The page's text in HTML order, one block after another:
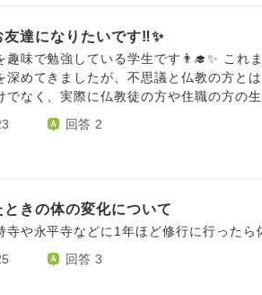
達になりたいです‼️✨
趣味で勉強している学生です👨‍🎓✨ これ
深めてきましたが、不思議と仏教の方と
でなく、実際に仏教徒の方や住職の方の
友達として交流させていただきたいと強
場所や方法であれば、お坊様方と自然に
回答 2
きの体の変化について
寺や永平寺などに1年ほど修行に行った
回答 3